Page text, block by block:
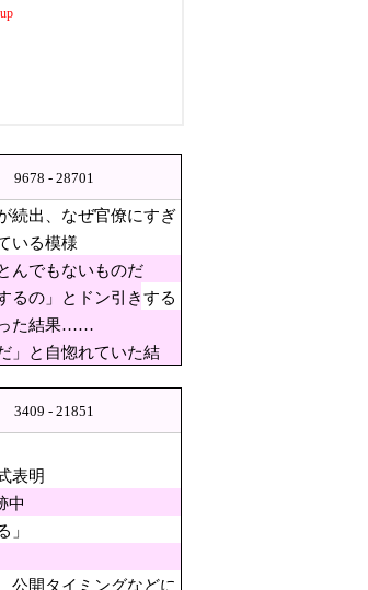
やり奪われた席は、結局“や
でもないもの
表明
に合わせて開門（土砂崩れ
の」とドン引
9678 - 28701
続出、なぜ官僚にすぎ
いる模様
んでもないものだ
るの」とドン引きする
った結果……
」と自惚れていた結
3409 - 21851
表明
中
」
公開タイミングなどに